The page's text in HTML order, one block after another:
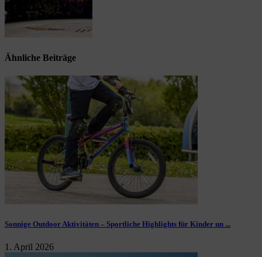
Ähnliche Beiträge
Sonnige Outdoor Aktivitäten – Sportliche Highlights für Kinder un ...
1. April 2026